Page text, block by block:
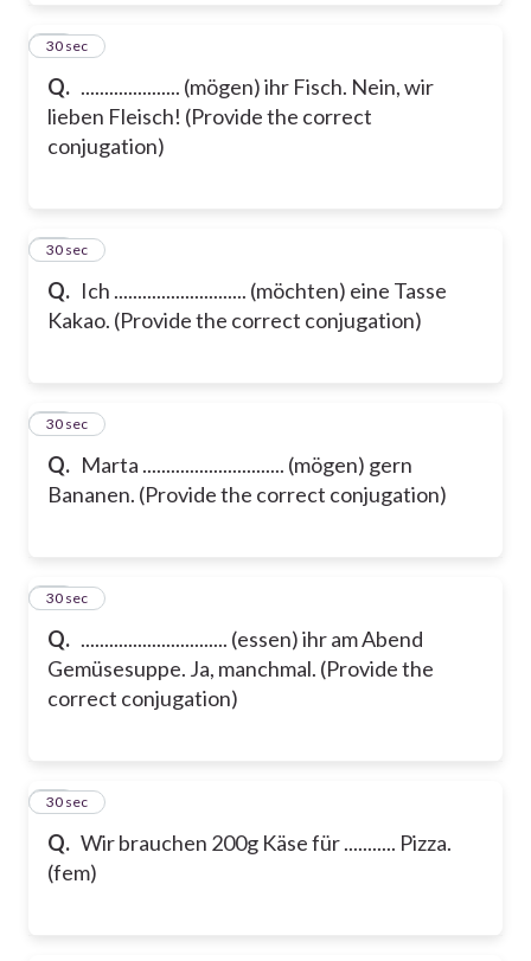
Q. ..................... (mögen) ihr Fisch. Nein, wir
lieben Fleisch! (Provide the correct
conjugation)
19
30 sec
Q. Ich ............................ (möchten) eine Tasse
Kakao. (Provide the correct conjugation)
20
30 sec
Q. Marta .............................. (mögen) gern
Bananen. (Provide the correct conjugation)
21
30 sec
Q. ............................... (essen) ihr am Abend
Gemüsesuppe. Ja, manchmal. (Provide the
correct conjugation)
22
30 sec
Q. Wir brauchen 200g Käse für ........... Pizza.
(fem)
23
30 sec